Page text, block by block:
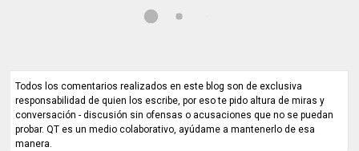
Todos los comentarios realizados en este blog son de exclusiva
responsabilidad de quien los escribe, por eso te pido altura de miras y
conversación - discusión sin ofensas o acusaciones que no se puedan
probar. QT es un medio colaborativo, ayúdame a mantenerlo de esa
manera.